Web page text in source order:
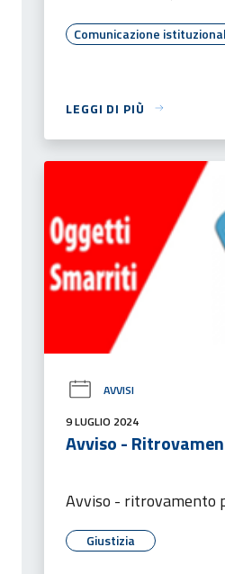
Comunicazione
LEGGI DI PIÙ
AVVISI
9 LUGLIO 2024
Avviso -
Avviso - ritrovamento
Giustizia